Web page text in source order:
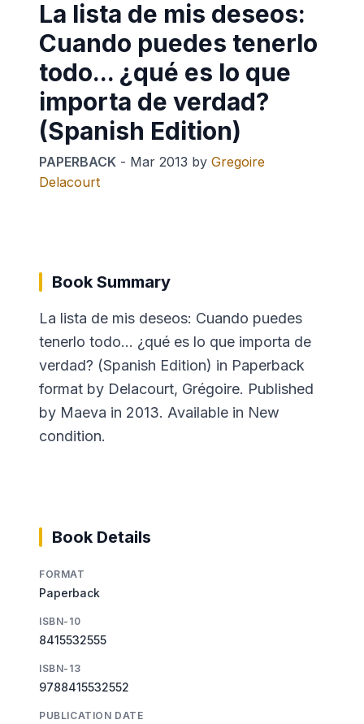
La lista de mis deseos:
Cuando puedes tenerlo
todo... ¿qué es lo que
importa de verdad?
(Spanish Edition)
PAPERBACK - Mar 2013 by Gregoire
Delacourt
Book Summary
La lista de mis deseos: Cuando puedes
tenerlo todo... ¿qué es lo que importa de
verdad? (Spanish Edition) in Paperback
format by Delacourt, Grégoire. Published
by Maeva in 2013. Available in New
condition.
Book Details
FORMAT
Paperback
ISBN-10
8415532555
ISBN-13
9788415532552
PUBLICATION DATE